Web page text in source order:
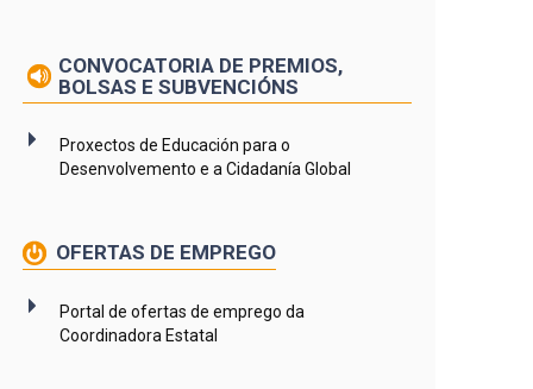
CONVOCATORIA DE PREMIOS,
BOLSAS E SUBVENCIÓNS
Proxectos de Educación para o
Desenvolvemento e a Cidadanía Global
OFERTAS DE EMPREGO
Portal de ofertas de emprego da
Coordinadora Estatal